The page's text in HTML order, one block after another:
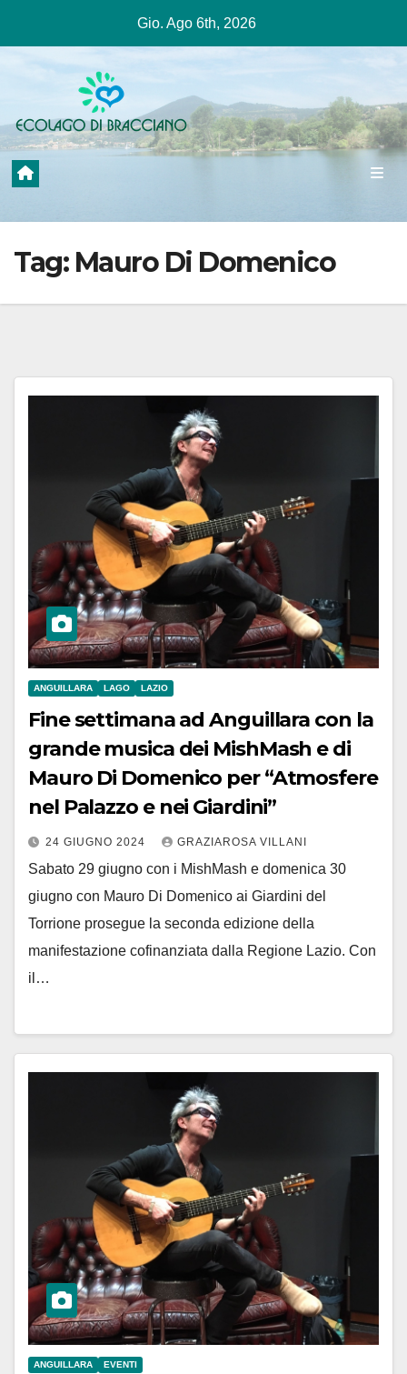
contenuto
Gio. Ago 6th, 2026
Tag: Mauro Di Domenico
ANGUILLARA LAGO LAZIO
Fine settimana ad Anguillara con la
grande musica dei MishMash e di
Mauro Di Domenico per “Atmosfere
nel Palazzo e nei Giardini”
24 GIUGNO 2024 GRAZIAROSA VILLANI
Sabato 29 giugno con i MishMash e domenica 30
giugno con Mauro Di Domenico ai Giardini del
Torrione prosegue la seconda edizione della
manifestazione cofinanziata dalla Regione Lazio. Con
il…
ANGUILLARA EVENTI